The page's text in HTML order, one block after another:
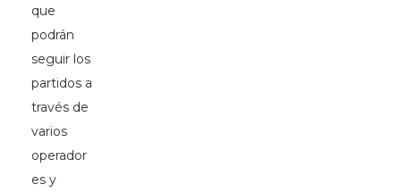
que
podrán
seguir los
partidos a
través de
varios
operador
es y